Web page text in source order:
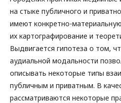
на стыке публичного и
имеют конкретно-
их картографирование и
Выдвигается гипотеза о том,
аудиальной модальности
описывать некоторые типы
публичным и приватным. В
рассматриваются некоторые